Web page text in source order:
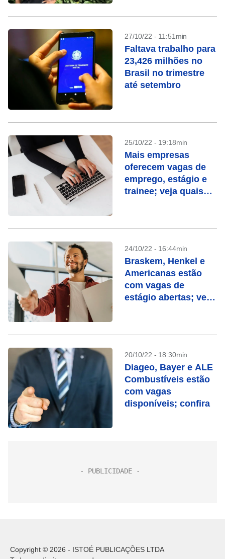
27/10/22 - 11:51min
Faltava trabalho para
23,426 milhões no
Brasil no trimestre
até setembro
25/10/22 - 19:18min
Mais empresas
oferecem vagas de
emprego, estágio e
trainee; veja quais
24/10/22 - 16:44min
Braskem, Henkel e
Americanas estão
com vagas de
estágio abertas; veja
20/10/22 - 18:30min
Diageo, Bayer e ALE
Combustíveis estão
com vagas
disponíveis; confira
Copyright © 2026 - ISTOÉ PUBLICAÇÕES LTDA